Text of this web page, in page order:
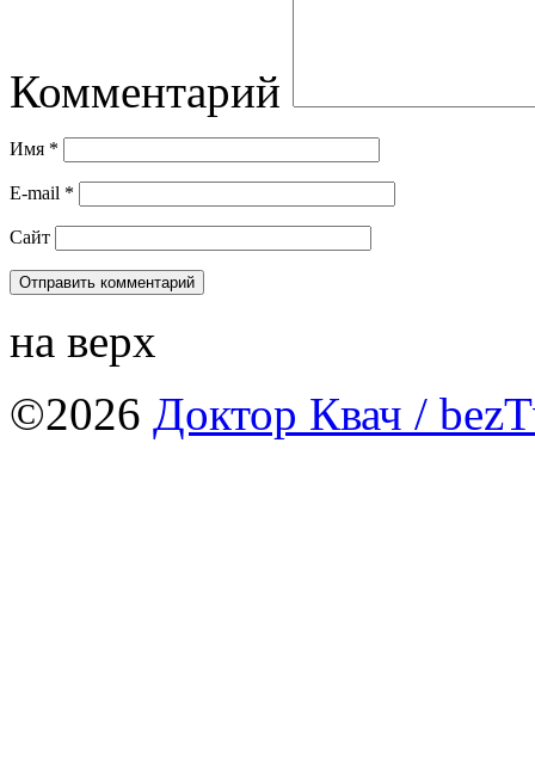
Комментарий
Имя *
E-mail *
Сайт
на верх
©2026 Доктор Квач /